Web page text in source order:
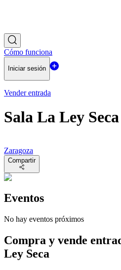
Cómo funciona
Iniciar sesión
Vender entrada
Sala La Ley Seca
Zaragoza
Compartir
Eventos
No hay eventos próximos
Compra y vende
Ley Seca